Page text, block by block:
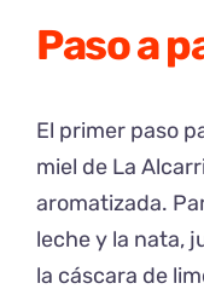
Paso a
El primer paso
miel de La
aromatizada.
leche y la nata,
la cáscara de